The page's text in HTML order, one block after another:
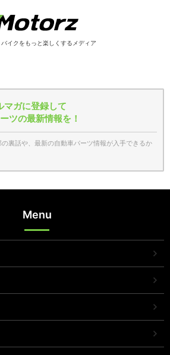
バイクをもっと楽しくするメディア
ガに登録して
ツの最新情報を！
裏話や、最新の自動車パーツ情報が入手できるか
Menu